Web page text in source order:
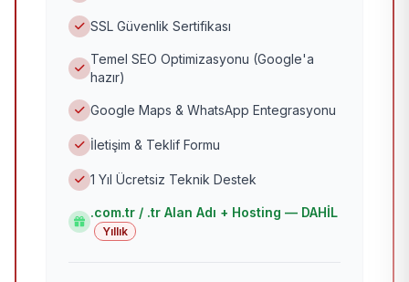
SSL Güvenlik Sertifikası
Temel SEO Optimizasyonu (Google'a
hazır)
Google Maps & WhatsApp Entegrasyonu
İletişim & Teklif Formu
1 Yıl Ücretsiz Teknik Destek
.com.tr / .tr Alan Adı + Hosting — DAHİL
Yıllık